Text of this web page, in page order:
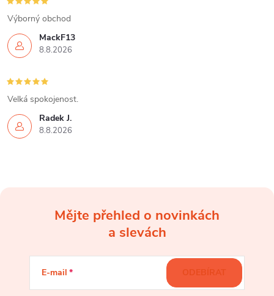
MackF13
8.8.2026
Výborný obchod
Radek J.
8.8.2026
Velká spokojenost.
Mějte přehled o novinkách
a slevách
E-mail ODEBÍRAT